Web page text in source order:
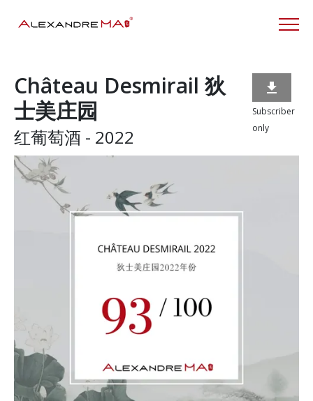
Château Desmirail 狄
士美庄园
红葡萄酒 - 2022

Subscriber
only